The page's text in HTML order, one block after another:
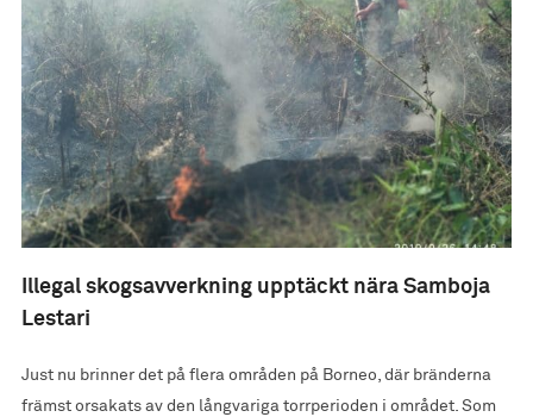
Illegal skogsavverkning upptäckt nära Samboja
Lestari
Just nu brinner det på flera områden på Borneo, där bränderna
främst orsakats av den långvariga torrperioden i området. Som